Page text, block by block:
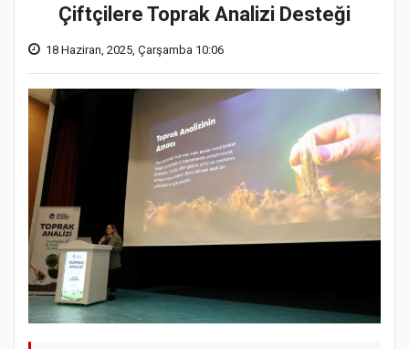
Çiftçilere Toprak Analizi Desteği
18 Haziran, 2025, Çarşamba 10:06